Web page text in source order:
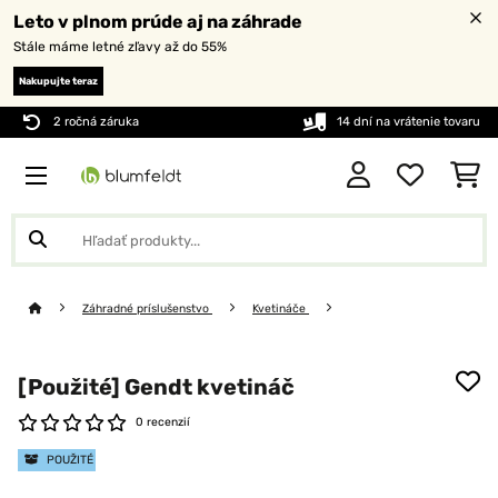
Leto v plnom prúde aj na záhrade
Stále máme letné zľavy až do 55%
Nakupujte teraz
2 ročná záruka 14 dní na vrátenie tovaru
Záhradné príslušenstvo Kvetináče
[Použité] Gendt kvetináč
0 recenzií
POUŽITÉ